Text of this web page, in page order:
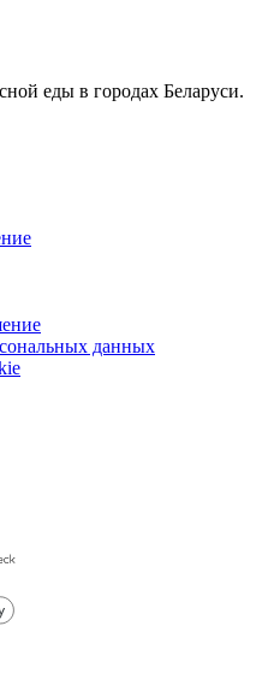
еды в городах Беларуси.
данных